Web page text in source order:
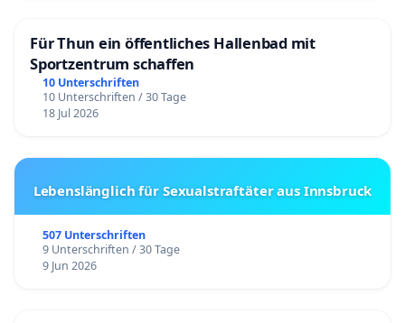
Für Thun ein öffentliches Hallenbad mit
Sportzentrum schaffen
10 Unterschriften
10 Unterschriften / 30 Tage
18 Jul 2026
Lebenslänglich für Sexualstraftäter aus Innsbruck
507 Unterschriften
9 Unterschriften / 30 Tage
9 Jun 2026